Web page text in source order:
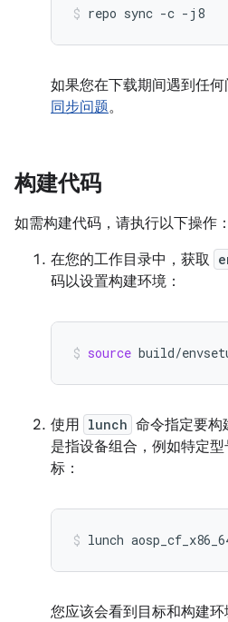
repo sync -c -j8
如果您在下载期间遇到任
同步问题。
构建代码
如需构建代码，请执行以下操作：
在您的工作目录中，获取
码以设置构建环境：
source build/
使用 lunch 命令指定要构
是指设备组合，例如特定
标：
lunch
您应该会看到目标和构建环